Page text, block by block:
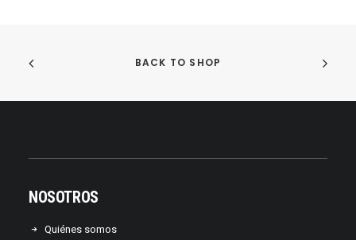
BACK TO SHOP
NOSOTROS
Quiénes somos